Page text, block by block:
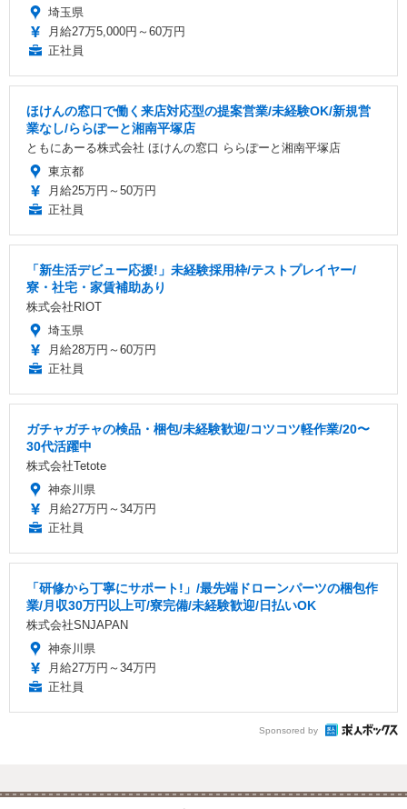
埼玉県
月給27万5,000円～60万円
正社員
ほけんの窓口で働く来店対応型の提案営業/未経験OK/新規営
業なし/ららぽーと湘南平塚店
ともにあーる株式会社 ほけんの窓口 ららぽーと湘南平塚店
東京都
月給25万円～50万円
正社員
「新生活デビュー応援!」未経験採用枠/テストプレイヤー/
寮・社宅・家賃補助あり
株式会社RIOT
埼玉県
月給28万円～60万円
正社員
ガチャガチャの検品・梱包/未経験歓迎/コツコツ軽作業/20〜
30代活躍中
株式会社Tetote
神奈川県
月給27万円～34万円
正社員
「研修から丁寧にサポート!」/最先端ドローンパーツの梱包作
業/月収30万円以上可/寮完備/未経験歓迎/日払いOK
株式会社SNJAPAN
神奈川県
月給27万円～34万円
正社員
Sponsored by